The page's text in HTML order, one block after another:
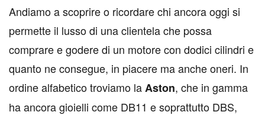
Andiamo a scoprire o ricordare chi ancora oggi si
permette il lusso di una clientela che possa
comprare e godere di un motore con dodici cilindri e
quanto ne consegue, in piacere ma anche oneri. In
ordine alfabetico troviamo laAston, che in gamma
ha ancora gioielli come DB11 e soprattutto DBS,